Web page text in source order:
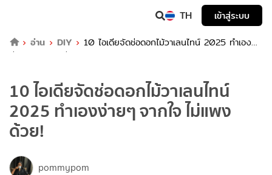
TH
เข้าสู่ระบบ
อ่าน
DIY
10 ไอเดียจัดช่อดอกไม้วาเลนไทน์ 2025 ทำเอง
ง่ายๆ จากใจ ไม่แพงด้วย!
10 ไอเดียจัดช่อดอกไม้วาเลนไทน์
2025 ทำเองง่ายๆ จากใจ ไม่แพง
ด้วย!
pommypom